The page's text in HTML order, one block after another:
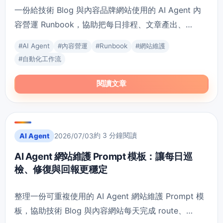
一份給技術 Blog 與內容品牌網站使用的 AI Agent 內
容營運 Runbook，協助把每日排程、文章產出、
追蹤流程。
#AI Agent #內容營運 #Runbook #網站維護
#自動化工作流
閱讀文章
AI Agent 2026/07/03約 3 分鐘閱讀
AI Agent 網站維護 Prompt 模板：讓每日巡
檢、修復與回報更穩定
整理一份可重複使用的 AI Agent 網站維護 Prompt 模
板，協助技術 Blog 與內容網站每天完成 route、